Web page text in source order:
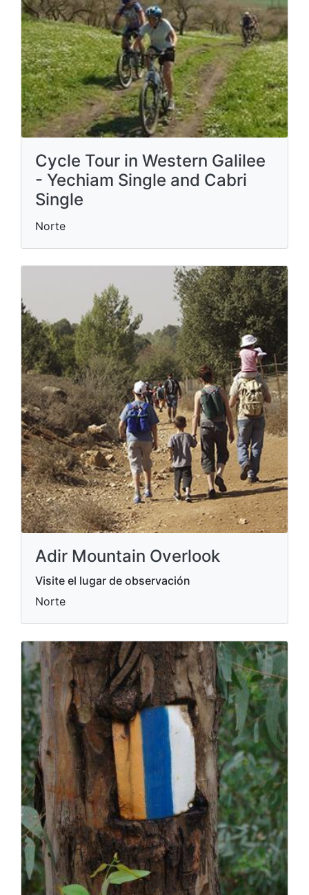
Cycle Tour in Western Galilee
- Yechiam Single and Cabri
Single
Norte
Adir Mountain Overlook
Visite el lugar de observación
Norte